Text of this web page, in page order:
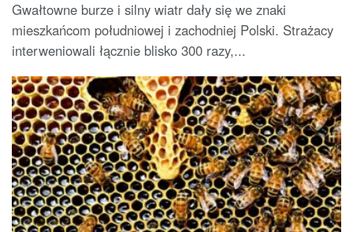
Gwałtowne burze i silny wiatr dały się we znaki
mieszkańcom południowej i zachodniej Polski. Strażacy
interweniowali łącznie blisko 300 razy,...